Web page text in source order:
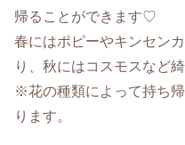
帰ることができます♡
春にはポピーやキンセン
り、秋にはコスモスなど
※花の種類によって持ち
ります。